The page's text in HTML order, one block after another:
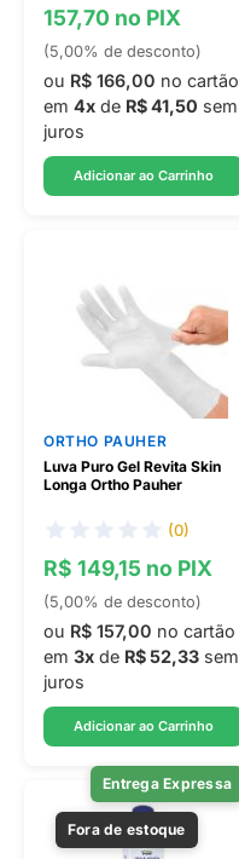
157,70 no PIX
(5,00% de desconto)
ou R$ 166,00 no cartão
em 4x de R$ 41,50 sem
juros
Adicionar ao Carrinho
ORTHO PAUHER
Luva Puro Gel Revita Skin
Longa Ortho Pauher
(0)
R$ 149,15 no PIX
(5,00% de desconto)
ou R$ 157,00 no cartão
em 3x de R$ 52,33 sem
juros
Adicionar ao Carrinho
Entrega Expressa
Fora de estoque